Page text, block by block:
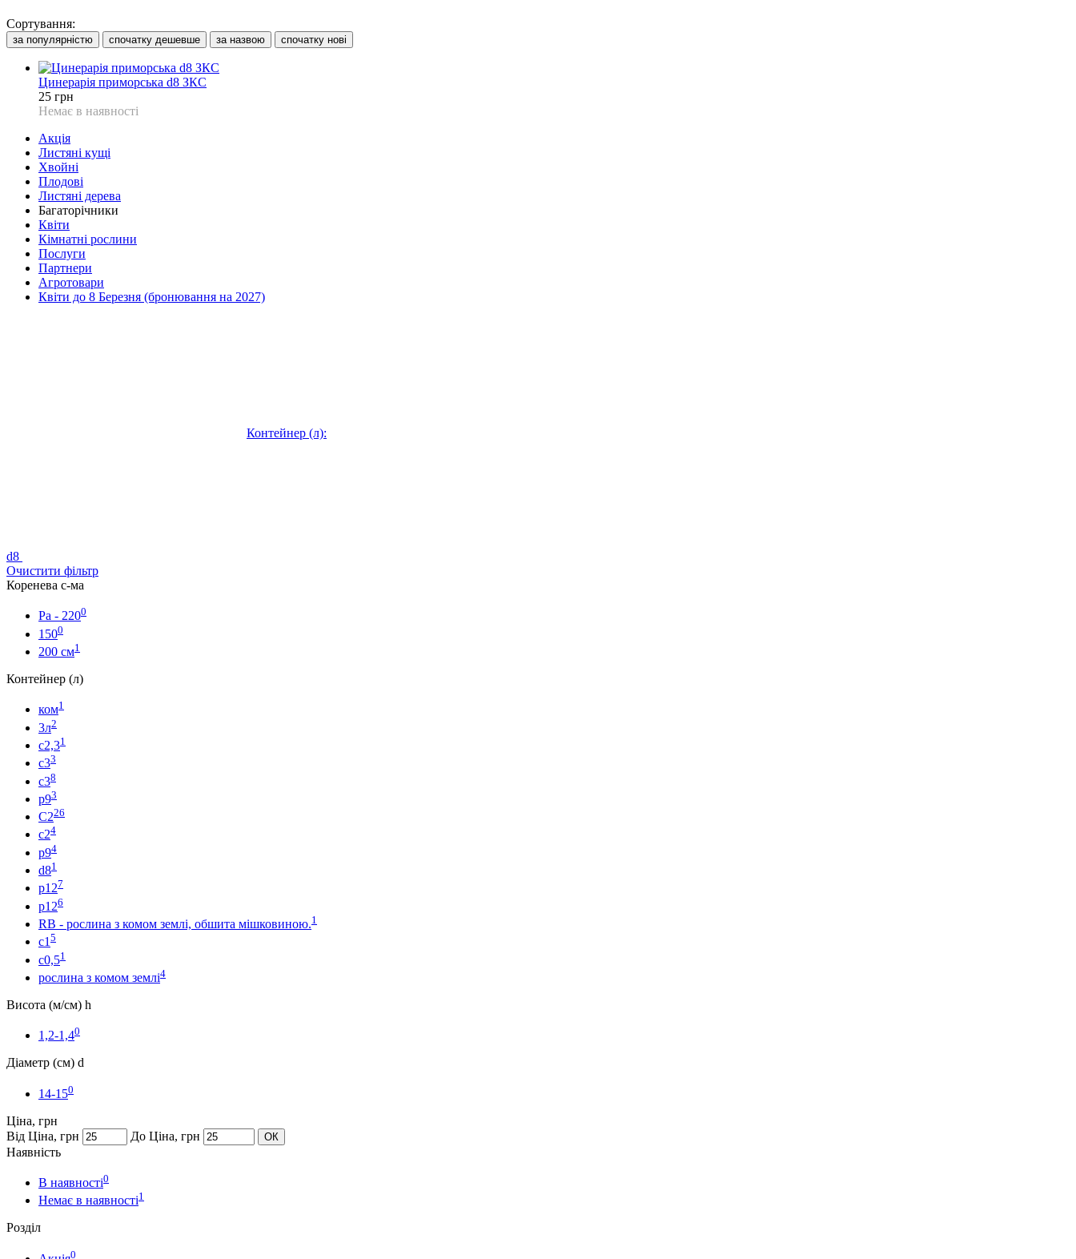
Сортування:
за популярністю спочатку дешевше за назвою спочатку нові
Цинерарія приморська d8 ЗКС
25 грн
Немає в наявності
Акція
Листяні кущі
Хвойні
Плодові
Листяні дерева
Багаторічники
Квіти
Кімнатні рослини
Послуги
Партнери
Агротовари
Квіти до 8 Березня (бронювання на 2027)
Контейнер (л):
d8
Очистити фільтр
Коренева с-ма
Ра - 2200
1500
200 см1
Контейнер (л)
ком1
3л2
с2,31
с33
c38
р93
C226
с24
p94
d81
р127
p126
RB - рослина з комом землі, обшита мішковиною.1
с15
с0,51
рослина з комом землі4
Висота (м/см) h
1,2-1,40
Діаметр (cм) d
14-150
Ціна, грн
Від Ціна, грн
До Ціна, грн ОК
Наявність
В наявності0
Немає в наявності1
Розділ
0